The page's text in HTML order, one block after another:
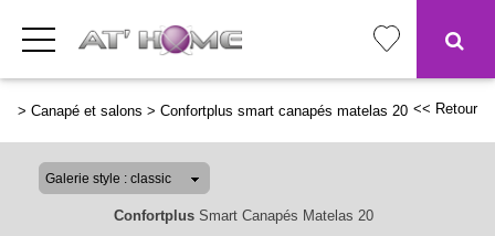
> Canapé et salons > Confortplus smart canapés matelas 20 << Retour
ConfortplusSmart Canapés Matelas 20